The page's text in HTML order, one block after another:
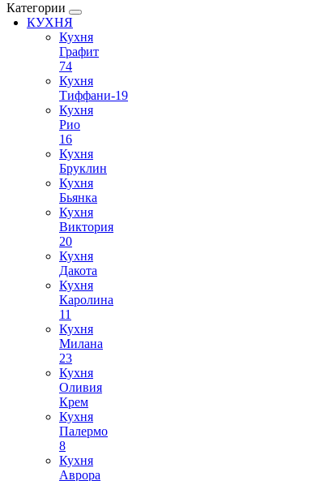
Категории
КУХНЯ
Кухня
Графит
74
Кухня
Тиффани-19
Кухня
Рио
16
Кухня
Бруклин
Кухня
Бьянка
Кухня
Виктория
20
Кухня
Дакота
Кухня
Каролина
11
Кухня
Милана
23
Кухня
Оливия
Крем
Кухня
Палермо
8
Кухня
Аврора